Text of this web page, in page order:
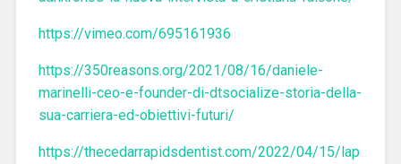
https://vimeo.com/695161936
https://350reasons.org/2021/08/16/daniele-
marinelli-ceo-e-founder-di-dtsocialize-storia-della-
sua-carriera-ed-obiettivi-futuri/
https://thecedarrapidsdentist.com/2022/04/15/lap